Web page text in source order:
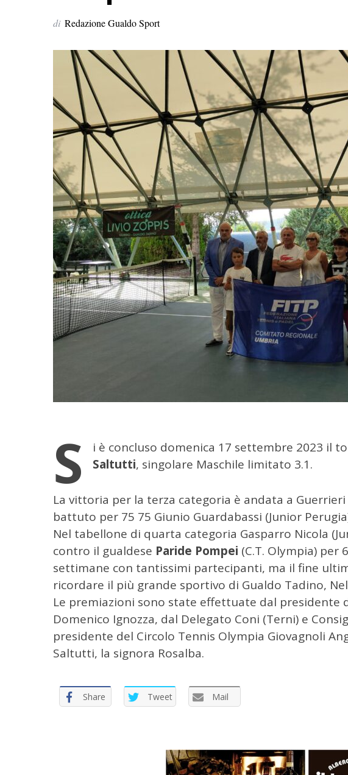
di Redazione Gualdo Sport
S i è concluso domenica 17 settembre 2023 il
Saltutti, singolare Maschile limitato 3.1.
La vittoria per la terza categoria è andata a Guerrieri
battuto per 75 75 Giunio Guardabassi (Junior
Nel tabellone di quarta categoria Gasparro Nicola
contro il gualdese Paride Pompei (C.T. Olympia) per
settimane con tantissimi partecipanti, ma il fine
ricordare il più grande sportivo di Gualdo Tadino,
Le premiazioni sono state effettuate dal presidente
Domenico Ignozza, dal Delegato Coni (Terni) e
presidente del Circolo Tennis Olympia Giovagnoli
Saltutti, la signora Rosalba.
Share Tweet Mail
e
c
a
p
e
r
: